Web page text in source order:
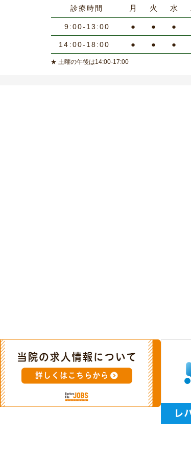
診療時間 月 火 水
9:00-13:00 ● ● ●
14:00-18:00 ● ● ●
★ 土曜の午後は14:00-17:00